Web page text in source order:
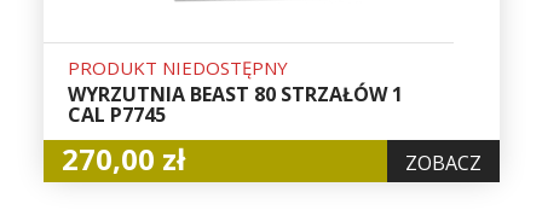
PRODUKT NIEDOSTĘPNY
WYRZUTNIA BEAST 80 STRZAŁÓW 1
CAL P7745
270,00 zł ZOBACZ